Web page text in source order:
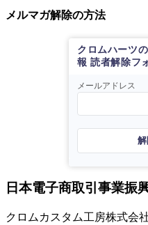
メルマガ解除の方法
クロムハーツ
報 読者解除フ
メールアドレス
日本電子商取引事業振
クロムカスタム工房株式会